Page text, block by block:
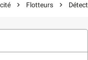
chevron_right Flotteurs chevron_right